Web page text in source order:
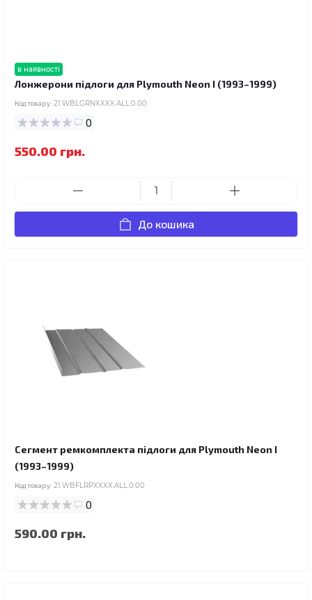
в наявності
Лонжерони підлоги для Plymouth Neon I (1993–1999)
Код товару: 21.WBLGRNXXXX.ALL.0.00
0
550.00 грн.
До кошика
Сегмент ремкомплекта підлоги для Plymouth Neon I
(1993–1999)
Код товару: 21.WBFLRPXXXX.ALL.0.00
0
590.00 грн.